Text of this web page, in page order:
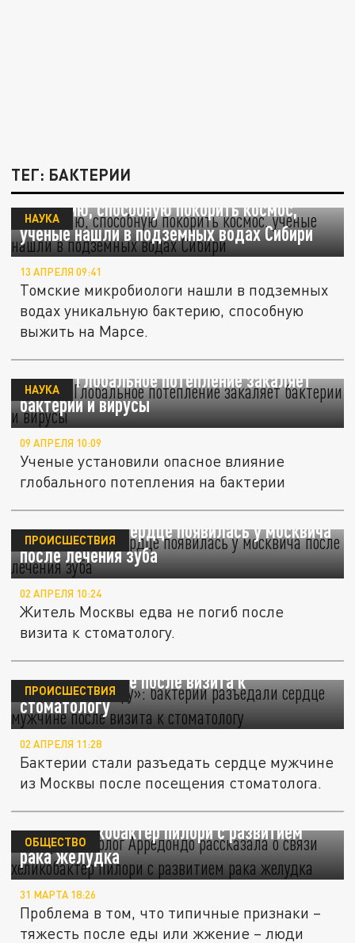
ТЕГ: БАКТЕРИИ
Бактерию, способную покорить космос,
ученые нашли в подземных водах Сибири
НАУКА
13 АПРЕЛЯ 09:41
Томские микробиологи нашли в подземных
водах уникальную бактерию, способную
выжить на Марсе.
Nature: Глобальное потепление закаляет
бактерии и вирусы
НАУКА
09 АПРЕЛЯ 10:09
Ученые установили опасное влияние
глобального потепления на бактерии
«112»: дыра в сердце появилась у москвича
после лечения зуба
ПРОИСШЕСТВИЯ
02 АПРЕЛЯ 10:24
Житель Москвы едва не погиб после
визита к стоматологу.
«Прогрызли дыру»: бактерии разъедали
сердце мужчине после визита к
стоматологу
ПРОИСШЕСТВИЯ
02 АПРЕЛЯ 11:28
Бактерии стали разъедать сердце мужчине
из Москвы после посещения стоматолога.
Гастроэнтеролог Арредондо рассказала о
связи хеликобактер пилори с развитием
рака желудка
ОБЩЕСТВО
31 МАРТА 18:26
Проблема в том, что типичные признаки –
тяжесть после еды или жжение – люди